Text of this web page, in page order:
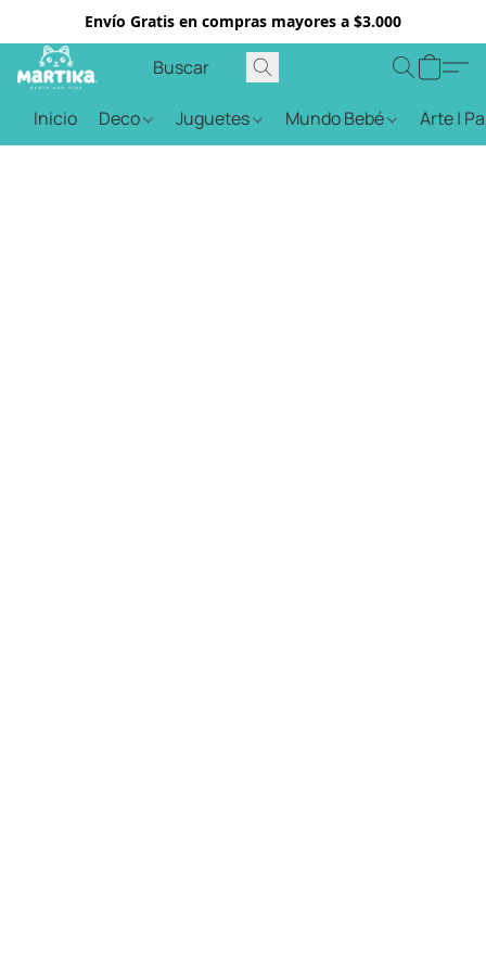
Envío Gratis en compras mayores a $3.000
Inicio Deco Juguetes Mundo Bebé Arte |